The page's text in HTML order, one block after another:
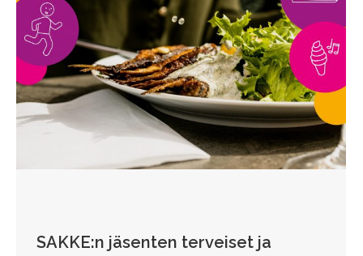
SAKKE:n jäsenten terveiset ja